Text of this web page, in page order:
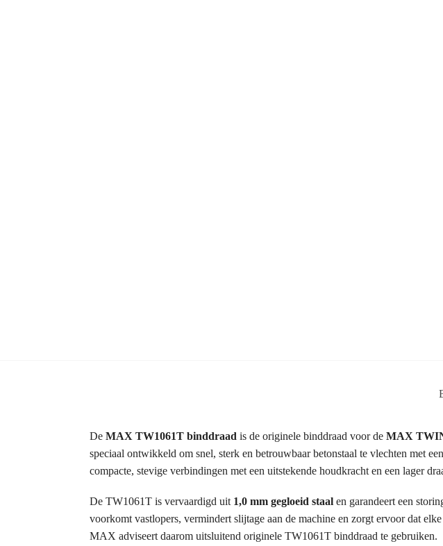
De MAX TW1061T binddraad is de originele binddraad voor de MAX
speciaal ontwikkeld om snel, sterk en betrouwbaar betonstaal te vlechten met
compacte, stevige verbindingen met een uitstekende houdkracht en een lager
De TW1061T is vervaardigd uit 1,0 mm gegloeid staalen garandeert een
voorkomt vastlopers, vermindert slijtage aan de machine en zorgt ervoor dat
MAX adviseert daarom uitsluitend originele TW1061T binddraad te gebruiken.